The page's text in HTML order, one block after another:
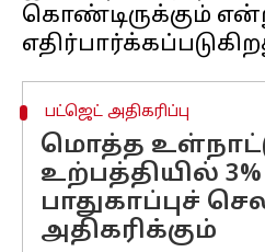
கொண்டிருக்கும்
பட்ஜெட் அதிகரிப்பு
மொத்த
உற்பத்தியில்
பாதுகாப்புச்
அதிகரிக்கும்